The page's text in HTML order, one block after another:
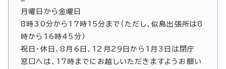
月曜日から金曜日
8時30分から17時15分まで（ただし、似島出張所は8
時から16時45分）
祝日・休日、8月6日、12月29日から1月3日は閉庁
窓口へは、17時までにお越しいただきますようお願い